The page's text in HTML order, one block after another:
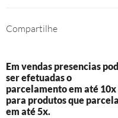
Compartilhe
Em vendas presencias
ser efetuadas o
parcelamento em até 10x
para produtos que
em até 5x.